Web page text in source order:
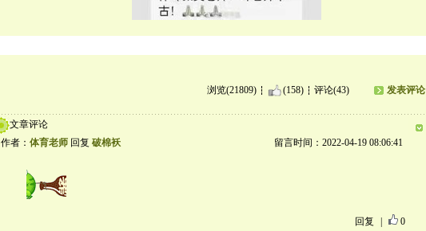
浏览(21809) (158) 评论(43) 发表评论
文章评论
作者： 体育老师回复 破棉袄 留言时间：2022-04-19 08:06:41
回复 0